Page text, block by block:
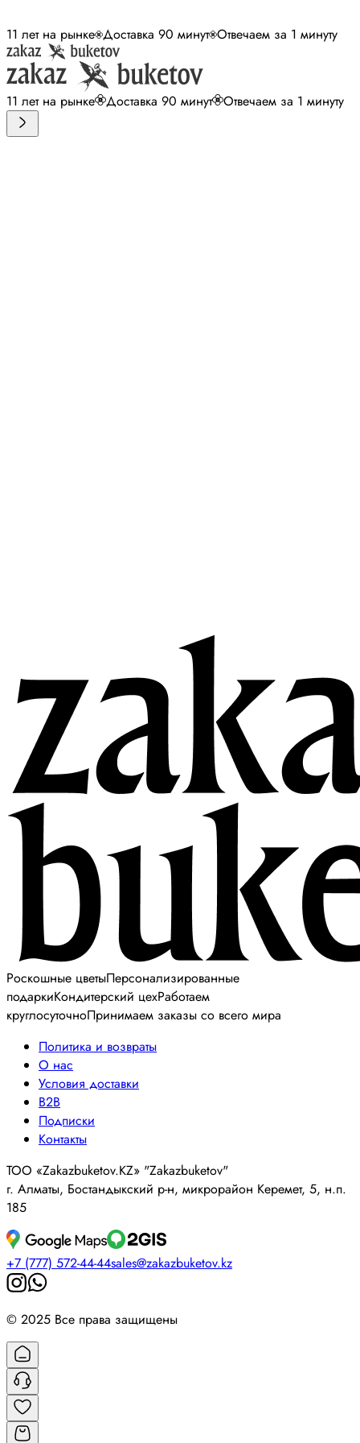
11 лет на рынке Доставка 90 минут Отвечаем за 1 минуту
11 лет на рынке Доставка 90 минут Отвечаем за 1 минуту
Роскошные цветыПерсонализированные
подаркиКондитерский цехРаботаем
круглосуточноПринимаем заказы со всего мира
Политика и возвраты
О нас
Условия доставки
B2B
Подписки
Контакты
ТОО «Zakazbuketov.KZ» "Zakazbuketov"
г. Алматы, Бостандыкский р-н, микрорайон Керемет, 5, н.п.
185
+7 (777) 572-44-44sales@zakazbuketov.kz
© 2025 Все права защищены